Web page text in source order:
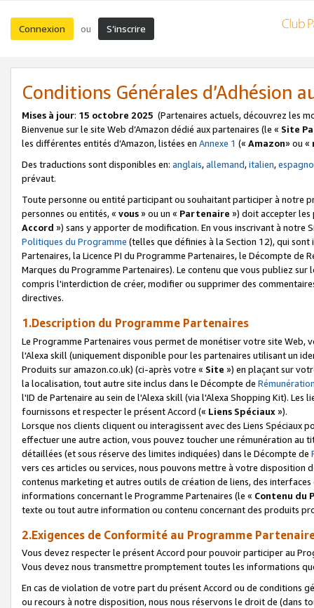
Connexion ou S’inscrire
Conditions Générales d’Adhésion
Mises à jour: 15 octobre 2025 (Partenaires actuels, découvrez les
Bienvenue sur le site Web d’Amazon dédié aux partenaires (le « Site
les différentes entités d’Amazon, listées en Annexe 1 (« Amazon» ou «
Des traductions sont disponibles en: anglais,allemand,italien,
prévaut.
Toute personne ou entité participant ou souhaitant participer à notre
personnes ou entités, « vous» ou un « Partenaire ») doit accepter les
Accord ») sans y apporter de modification. En vous inscrivant à notre
Politiques du Programme (telles que définies à la Section 12), qui
Partenaires, la Licence PI du Programme Partenaires, le Décompte de
Marques du Programme Partenaires). Le contenu que vous publiez
compris l'interdiction de créer, modifier ou supprimer des
directives.
1.Description du Programme Partenaires
Le Programme Partenaires vous permet de monétiser votre site Web,
l'Alexa skill (uniquement disponible pour les partenaires utilisant un
Produits sur amazon.co.uk) (ci-après votre « Site ») en plaçant sur
la localisation, tout autre site inclus dans le Décompte de
l'ID de Partenaire au sein de l'Alexa skill (via l'Alexa Shopping Kit).
fournissons et respecter le présent Accord (« Liens Spéciaux»).
Lorsque nos clients cliquent ou interagissent avec des Liens Spéciaux
effectuer une autre action, vous pouvez toucher une rémunération
détaillées (et sous réserve des limites indiquées) dans le Décompte de
vers ces articles ou services, nous pouvons mettre à votre disposition
contenus marketing et autres outils de création de liens, des
informations concernant le Programme Partenaires (le « Contenu du
texte ou tout autre information ou contenu concernant des produits
2.Exigences de Conformité au Programme
Vous devez respecter le présent Accord pour pouvoir participer au
Vous devez nous transmettre promptement toutes les informations
En cas de violation de votre part du présent Accord ou de conditions
ou recours à notre disposition, nous nous réservons le droit de (dans